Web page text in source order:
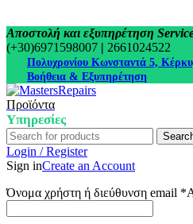
Αποστολή και εξυπηρέτηση
(+30)6971598007 | 2661024522
Πολυχρονίου Κωνσταντά 5,
Βοήθεια & Εξυπηρέτηση
Προϊόντα
Υπηρεσίες
Login / Register
Sign inCreate an Account
Όνομα χρήστη ή διεύθυνση email *